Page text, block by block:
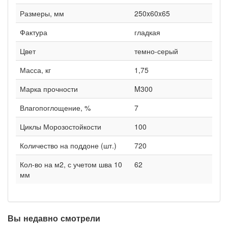
Размеры, мм
250x60x65
Фактура
гладкая
Цвет
темно-серый
Масса, кг
1,75
Марка прочности
M300
Влагопоглощение, %
7
Циклы Морозостойкости
100
Количество на поддоне (шт.)
720
Кол-во на м2, с учетом шва 10
мм
62
Вы недавно смотрели